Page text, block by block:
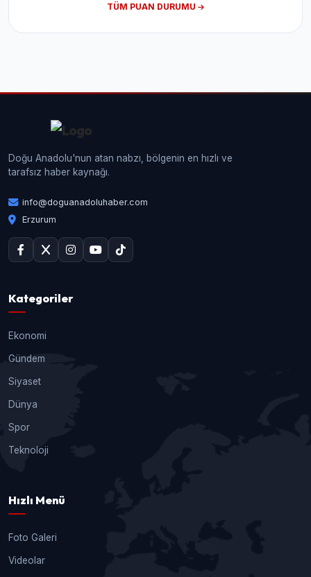
TÜM PUAN DURUMU
Doğu Anadolu'nun atan nabzı, bölgenin en hızlı ve
tarafsız haber kaynağı.
info@doguanadoluhaber.com
Erzurum
Kategoriler
Ekonomi
Gündem
Siyaset
Dünya
Spor
Teknoloji
Hızlı Menü
Foto Galeri
Videolar